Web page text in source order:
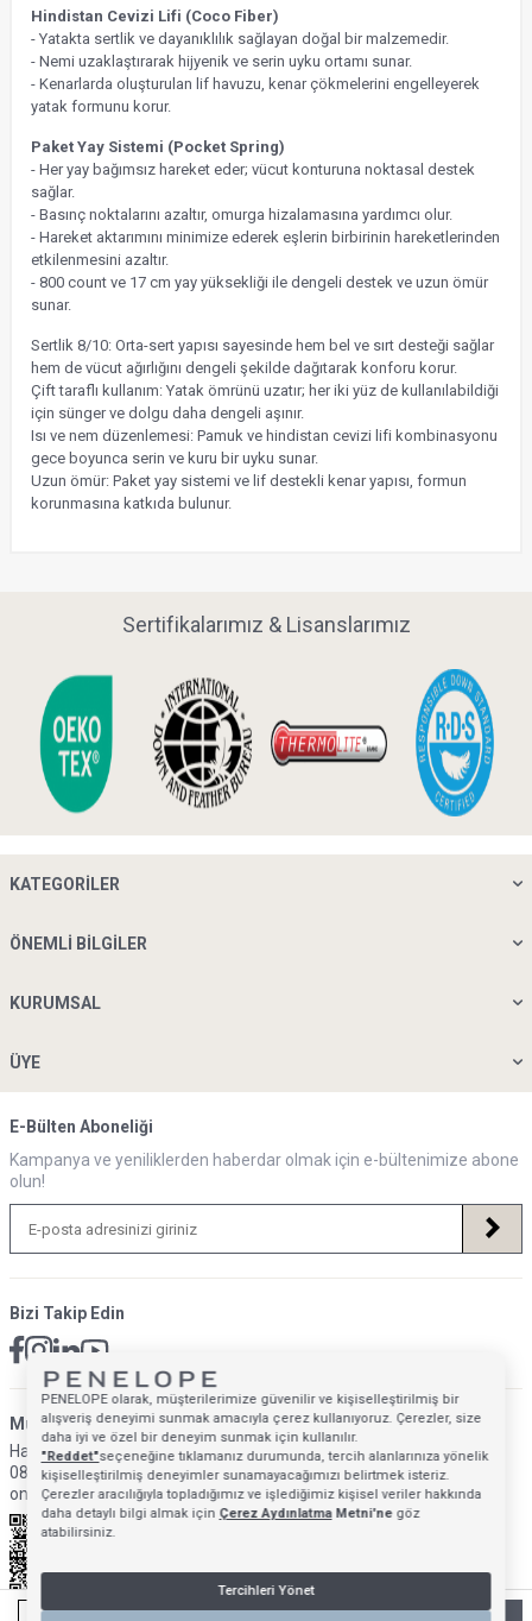
Hindistan Cevizi Lifi (Coco Fiber)
- Yatakta sertlik ve dayanıklılık sağlayan doğal bir malzemedir.
- Nemi uzaklaştırarak hijyenik ve serin uyku ortamı sunar.
- Kenarlarda oluşturulan lif havuzu, kenar çökmelerini engelleyerek
yatak formunu korur.
Paket Yay Sistemi (Pocket Spring)
- Her yay bağımsız hareket eder; vücut konturuna noktasal destek
sağlar.
- Basınç noktalarını azaltır, omurga hizalamasına yardımcı olur.
- Hareket aktarımını minimize ederek eşlerin birbirinin hareketlerinden
etkilenmesini azaltır.
- 800 count ve 17 cm yay yüksekliği ile dengeli destek ve uzun ömür
sunar.
Sertlik 8/10: Orta-sert yapısı sayesinde hem bel ve sırt desteği sağlar
hem de vücut ağırlığını dengeli şekilde dağıtarak konforu korur.
Çift taraflı kullanım: Yatak ömrünü uzatır; her iki yüz de kullanılabildiği
için sünger ve dolgu daha dengeli aşınır.
Isı ve nem düzenlemesi: Pamuk ve hindistan cevizi lifi kombinasyonu
gece boyunca serin ve kuru bir uyku sunar.
Uzun ömür: Paket yay sistemi ve lif destekli kenar yapısı, formun
korunmasına katkıda bulunur.
Sertifikalarımız & Lisanslarımız
KATEGORILER
ÖNEMLI BILGILER
KURUMSAL
ÜYE
E-Bülten Aboneliği
Kampanya ve yeniliklerden haberdar olmak için e-bültenimize abone
olun!
Bizi Takip Edin
Müsteri Hizmetleri İletişim Adresi
Hafta İçi: 09:00 - 18:00
0850 640 1993
onlinedestek@penelopebedroom.com
PENELOPE olarak, müşterilerimize güvenilir ve kişiselleştirilmiş bir
alışveriş deneyimi sunmak amacıyla çerez kullanıyoruz. Çerezler, size
daha iyi ve özel bir deneyim sunmak için kullanılır.
"Reddet"seçeneğine tıklamanız durumunda, tercih alanlarınıza yönelik
kişiselleştirilmiş deneyimler sunamayacağımızı belirtmek isteriz.
Çerezler aracılığıyla topladığımız ve işlediğimiz kişisel veriler hakkında
daha detaylı bilgi almak için Çerez AydınlatmaMetni'negöz
atabilirsiniz.
Tercihleri Yönet